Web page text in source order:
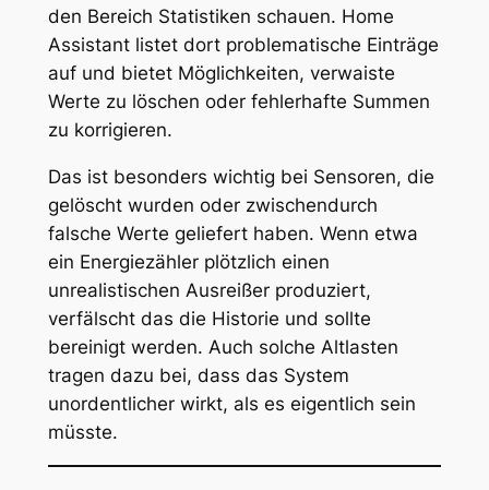
den Bereich Statistiken schauen. Home
Assistant listet dort problematische Einträge
auf und bietet Möglichkeiten, verwaiste
Werte zu löschen oder fehlerhafte Summen
zu korrigieren.
Das ist besonders wichtig bei Sensoren, die
gelöscht wurden oder zwischendurch
falsche Werte geliefert haben. Wenn etwa
ein Energiezähler plötzlich einen
unrealistischen Ausreißer produziert,
verfälscht das die Historie und sollte
bereinigt werden. Auch solche Altlasten
tragen dazu bei, dass das System
unordentlicher wirkt, als es eigentlich sein
müsste.